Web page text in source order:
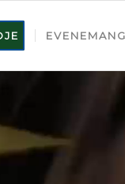
EVENEMANG